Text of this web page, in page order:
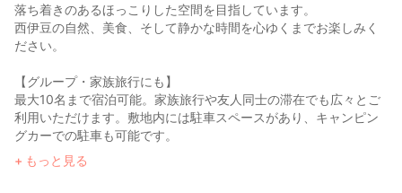
落ち着きのあるほっこりした空間を目指しています。
西伊豆の自然、美食、そして静かな時間を心ゆくまでお楽しみく
ださい。
【グループ・家族旅行にも】
最大10名まで宿泊可能。家族旅行や友人同士の滞在でも広々とご
利用いただけます。敷地内には駐車スペースがあり、キャンピン
グカーでの駐車も可能です。
【戸田ならではの体験】
もっと見る